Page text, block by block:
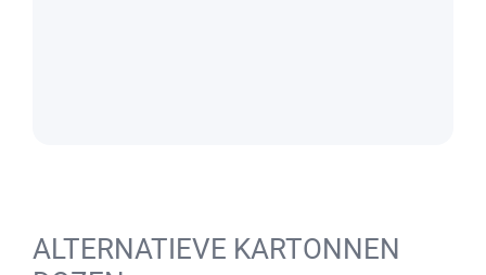
ALTERNATIEVE KARTONNEN